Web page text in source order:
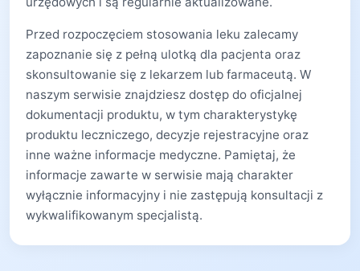
Przed rozpoczęciem stosowania leku zalecamy
zapoznanie się z pełną ulotką dla pacjenta oraz
skonsultowanie się z lekarzem lub farmaceutą. W
naszym serwisie znajdziesz dostęp do oficjalnej
dokumentacji produktu, w tym charakterystykę
produktu leczniczego, decyzje rejestracyjne oraz
inne ważne informacje medyczne. Pamiętaj, że
informacje zawarte w serwisie mają charakter
wyłącznie informacyjny i nie zastępują konsultacji z
wykwalifikowanym specjalistą.